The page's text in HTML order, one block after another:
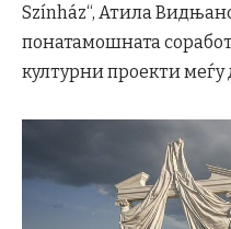
Színház“, Атила
понатамошната
културни проекти